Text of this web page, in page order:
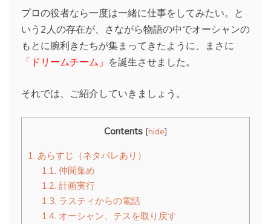
プロの役者なら一度は一緒に仕事をしてみたい。と
いう2人の存在が、さながら物語の中でオーシャンの
もとに腕利きたちが集まってきたように、まさに
「ドリームチーム」 を誕生させました。
それでは、ご紹介していきましょう。
Contents [hide]
1.
あらすじ（ネタバレあり）
1.1. 仲間集め
1.2. 計画実行
1.3. ラスティからの電話
1.4. オーシャン、テスを取り戻す